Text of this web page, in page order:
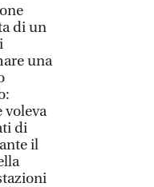
di un
una
voleva
di
il